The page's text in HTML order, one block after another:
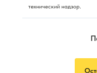
технический надзор.